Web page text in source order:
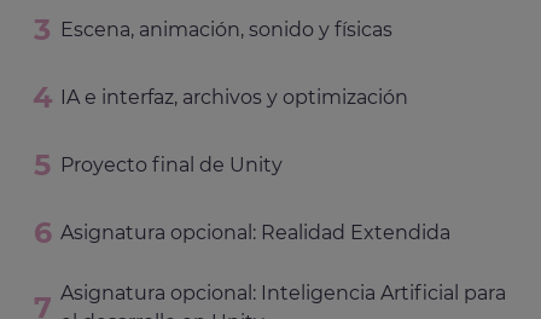
Escena, animación, sonido y físicas
IA e interfaz, archivos y optimización
Proyecto final de Unity
Asignatura opcional: Realidad Extendida
Asignatura opcional: Inteligencia Artificial para